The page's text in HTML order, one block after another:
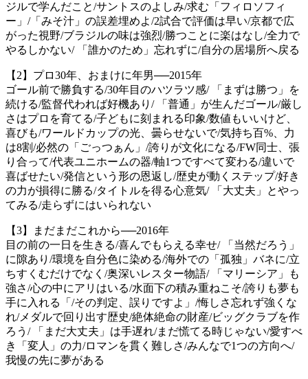
ジルで学んだこと/サントスのよしみ/求む「フィロソフィ
ー」/「みそ汁」の誤差埋めよ/2試合で評価は早い/京都で広
がった視野/ブラジルの味は強烈/勝つことに楽はなし/全力で
やるしかない/ 「誰かのため」忘れずに/自分の居場所へ戻る
【2】プロ30年、おまけに年男──2015年
ゴール前で勝負する/30年目のハツラツ感/ 「まずは勝つ」を
続ける/監督代われば好機あり/ 「普通」が生んだゴール/厳し
さはプロを育てる/子どもに刻まれる印象/数値もいいけど、
喜びも/ワールドカップの光、曇らせないで/気持ち百%、力
は8割/必然の「ごっつぁん」/誇りが文化になる/FW同士、張
り合って/代表ユニホームの器/軸1つですべて変わる/違いで
喜ばせたい/発信という形の恩返し/歴史が動くステップ/好き
の力が損得に勝る/タイトルを得る心意気/ 「大丈夫」とやっ
てみる/走らずにはいられない
【3】まだまだこれから──2016年
目の前の一日を生きる/喜んでもらえる幸せ/ 「当然だろう」
に隙あり/環境を自分色に染める/海外での「孤独」バネに/立
ちすくむだけでなく/奥深いレスター物語/ 「マリーシア」も
強さ/心の中にアリはいる/水面下の積み重ねこそ/誇りも夢も
手に入れる「/その判定、誤りですよ」/悔しさ忘れず強くな
れ/メダルで回り出す歴史/絶体絶命の財産/ビッグクラブを作
ろう/ 「まだ大丈夫」は手遅れ/まだ慌てる時じゃない/愛すべ
き「変人」の力/ロマンを貫く難しさ/みんなで1つの方向へ/
我慢の先に夢がある